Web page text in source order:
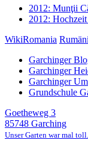
2012: Munţii
2012:
WikiRomania
Garchinger
Garchinger
Garchinger
Grundschule
Goetheweg 3
85748 Garching
Unser Garten war mal